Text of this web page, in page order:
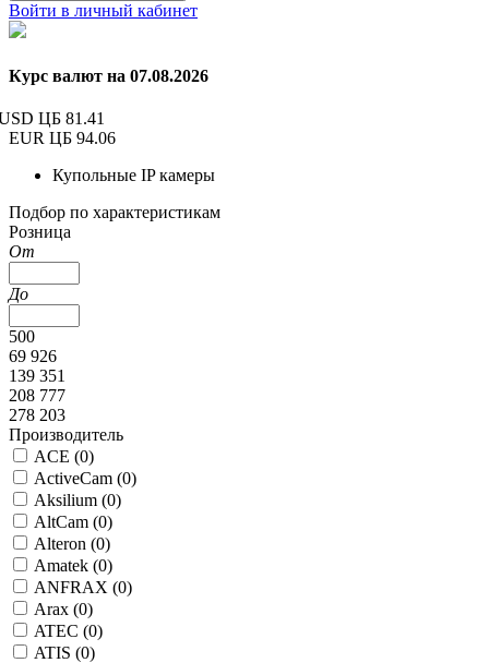
Войти в личный кабинет
Курс валют на 07.08.2026
ЦБ 81.41
EUR ЦБ 94.06
Купольные IP камеры
Подбор по характеристикам
Розница
От
До
500
69 926
139 351
208 777
278 203
Производитель
ACE (0)
ActiveCam (0)
Aksilium (0)
AltCam (0)
Alteron (0)
Amatek (0)
ANFRAX (0)
Arax (0)
ATEC (0)
ATIS (0)